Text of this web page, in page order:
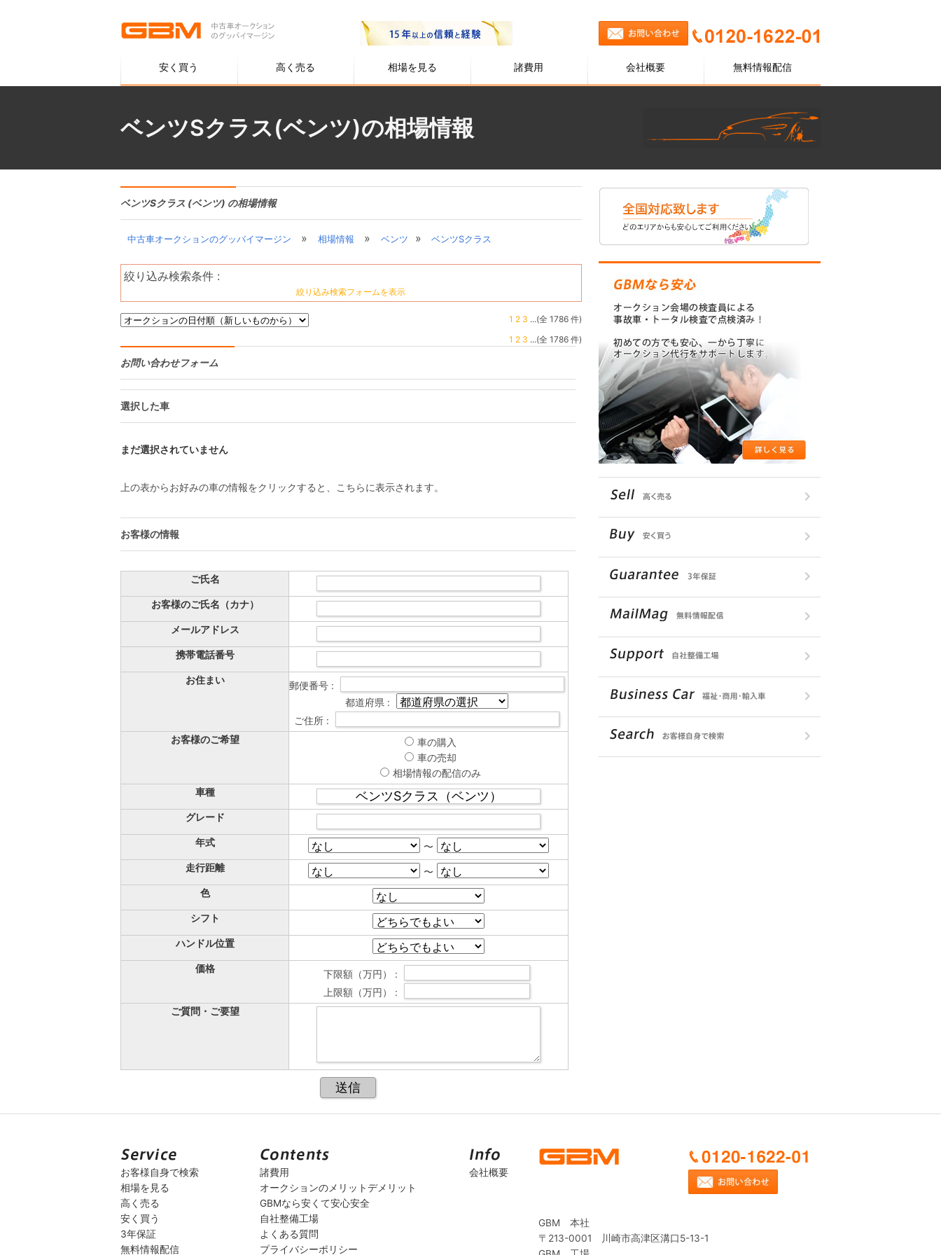
安く買う 高く売る 相場を見る 諸費用 会社概要 無料情報配信
ベンツSクラス(ベンツ)の相場情報
ベンツSクラス (ベンツ) の相場情報
中古車オークションのグッバイマージン » 相場情報 » ベンツ » ベンツSクラス
絞り込み検索条件 :
絞り込み検索フォームを表示
1 2 3 ...(全 1786 件)
1 2 3 ...(全 1786 件)
お問い合わせフォーム
選択した車
まだ選択されていません
上の表からお好みの車の情報をクリックすると、こちらに表示されます。
お客様の情報
ご氏名
お客様のご氏名（カナ）
メールアドレス
携帯電話番号
お住まい
郵便番号 :
都道府県 :
ご住所 :
お客様のご希望
車の購入
車の売却
相場情報の配信のみ
車種
グレード
年式
〜
走行距離
〜
色
シフト
ハンドル位置
価格
下限額（万円） :
上限額（万円） :
ご質問・ご要望
お客様自身で検索
相場を見る
高く売る
安く買う
3年保証
無料情報配信
諸費用
オークションのメリットデメリット
GBMなら安くて安心安全
自社整備工場
よくある質問
プライバシーポリシー
会社概要
GBM 本社
〒213-0001 川崎市高津区溝口5-13-1